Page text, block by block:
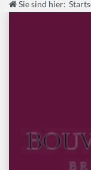
Sie sind hier: